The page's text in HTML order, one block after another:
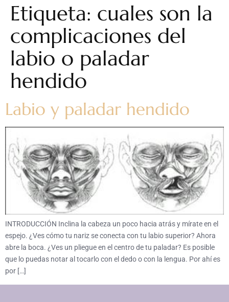
Etiqueta: cuales son la
complicaciones del
labio o paladar
hendido
Labio y paladar hendido
INTRODUCCIÓN Inclina la cabeza un poco hacia atrás y mírate en el
espejo. ¿Ves cómo tu nariz se conecta con tu labio superior? Ahora
abre la boca. ¿Ves un pliegue en el centro de tu paladar? Es posible
que lo puedas notar al tocarlo con el dedo o con la lengua. Por ahí es
por […]